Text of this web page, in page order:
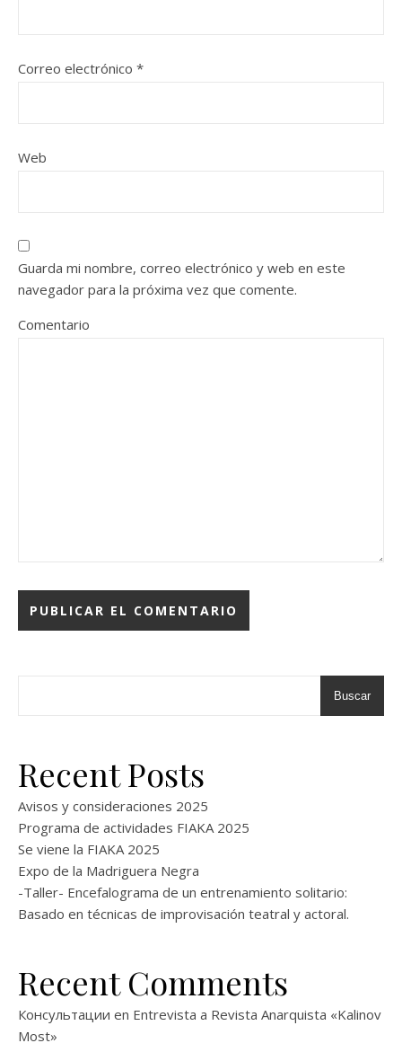
Correo electrónico *
Web
Guarda mi nombre, correo electrónico y web en este
navegador para la próxima vez que comente.
Comentario
Buscar
Recent Posts
Avisos y consideraciones 2025
Programa de actividades FIAKA 2025
Se viene la FIAKA 2025
Expo de la Madriguera Negra
-Taller- Encefalograma de un entrenamiento solitario:
Basado en técnicas de improvisación teatral y actoral.
Recent Comments
Консультации en Entrevista a Revista Anarquista «Kalinov
Most»